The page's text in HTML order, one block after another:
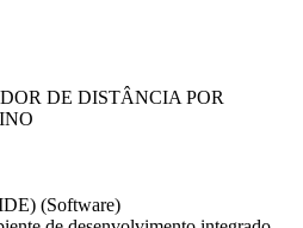
DE DISTÂNCIA POR
(Software)